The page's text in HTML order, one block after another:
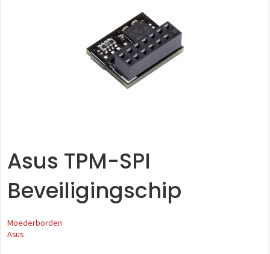
Asus TPM-SPI
Beveiligingschip
Moederborden
Asus